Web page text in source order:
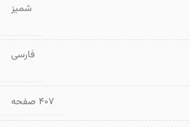
شمیز
فارسی
۴۰۷ صفحه